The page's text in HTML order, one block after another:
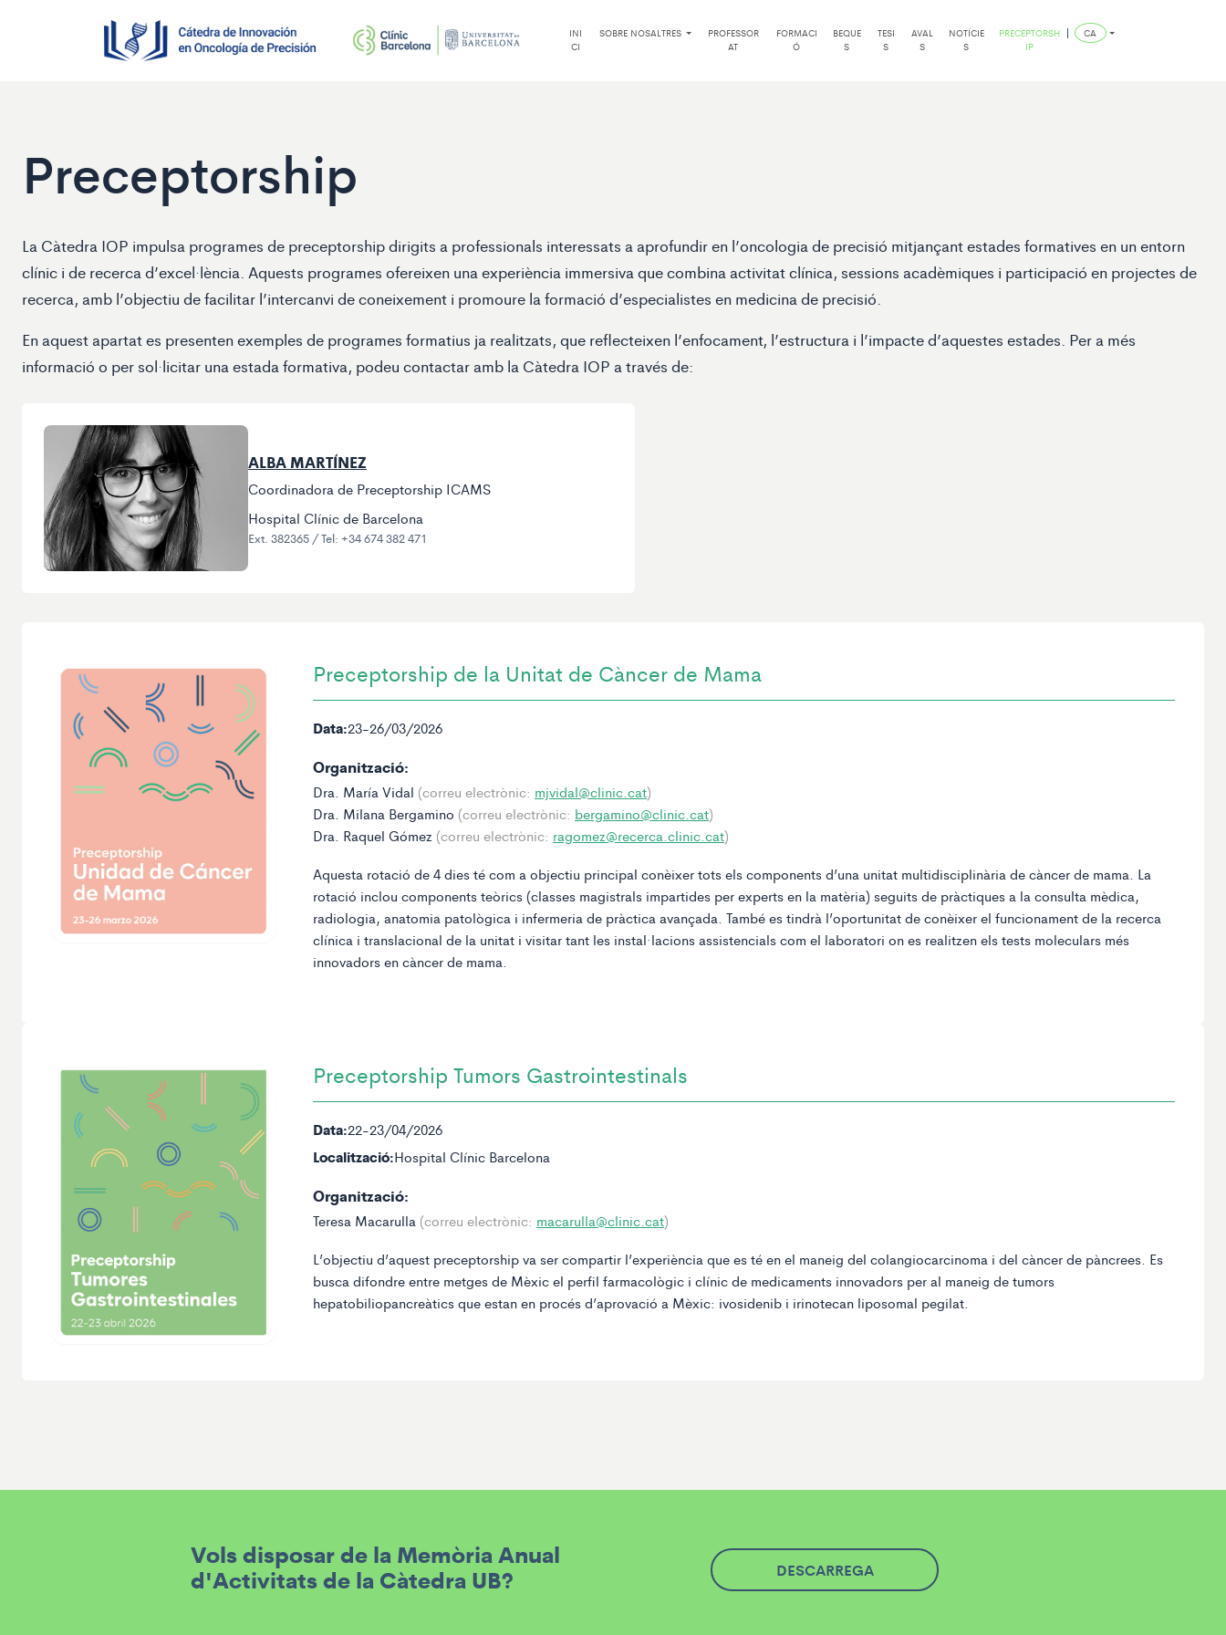
INI
CI
SOBRE NOSALTRES
PROFESSOR
AT
FORMACI
Ó
BEQUE
S
TESI
S
AVAL
S
NOTÍCIE
S
PRECEPTORSH
IP
CA
Preceptorship
La Càtedra IOP impulsa programes de preceptorship dirigits a professionals interessats a aprofundir en l’oncologia de precisió mitjançant estades formatives en un entorn
clínic i de recerca d’excel·lència. Aquests programes ofereixen una experiència immersiva que combina activitat clínica, sessions acadèmiques i participació en projectes de
recerca, amb l’objectiu de facilitar l’intercanvi de coneixement i promoure la formació d’especialistes en medicina de precisió.
En aquest apartat es presenten exemples de programes formatius ja realitzats, que reflecteixen l’enfocament, l’estructura i l’impacte d’aquestes estades. Per a més
informació o per sol·licitar una estada formativa, podeu contactar amb la Càtedra IOP a través de:
ALBA MARTÍNEZ
Coordinadora de Preceptorship ICAMS
Hospital Clínic de Barcelona
Ext. 382365 / Tel: +34 674 382 471
Preceptorship de la Unitat de Càncer de Mama
Data:23-26/03/2026
Organització:
Dra. María Vidal (correu electrònic: mjvidal@clinic.cat)
Dra. Milana Bergamino (correu electrònic: bergamino@clinic.cat)
Dra. Raquel Gómez (correu electrònic: ragomez@recerca.clinic.cat)
Aquesta rotació de 4 dies té com a objectiu principal conèixer tots els components d’una unitat multidisciplinària de càncer de mama. La
rotació inclou components teòrics (classes magistrals impartides per experts en la matèria) seguits de pràctiques a la consulta mèdica,
radiologia, anatomia patològica i infermeria de pràctica avançada. També es tindrà l’oportunitat de conèixer el funcionament de la recerca
clínica i translacional de la unitat i visitar tant les instal·lacions assistencials com el laboratori on es realitzen els tests moleculars més
innovadors en càncer de mama.
Preceptorship Tumors Gastrointestinals
Data:22-23/04/2026
Localització:Hospital Clínic Barcelona
Organització:
Teresa Macarulla (correu electrònic: macarulla@clinic.cat)
L’objectiu d’aquest preceptorship va ser compartir l’experiència que es té en el maneig del colangiocarcinoma i del càncer de pàncrees. Es
busca difondre entre metges de Mèxic el perfil farmacològic i clínic de medicaments innovadors per al maneig de tumors
hepatobiliopancreàtics que estan en procés d’aprovació a Mèxic: ivosidenib i irinotecan liposomal pegilat.
Vols disposar de la Memòria Anual
d'Activitats de la Càtedra UB?
DESCARREGA